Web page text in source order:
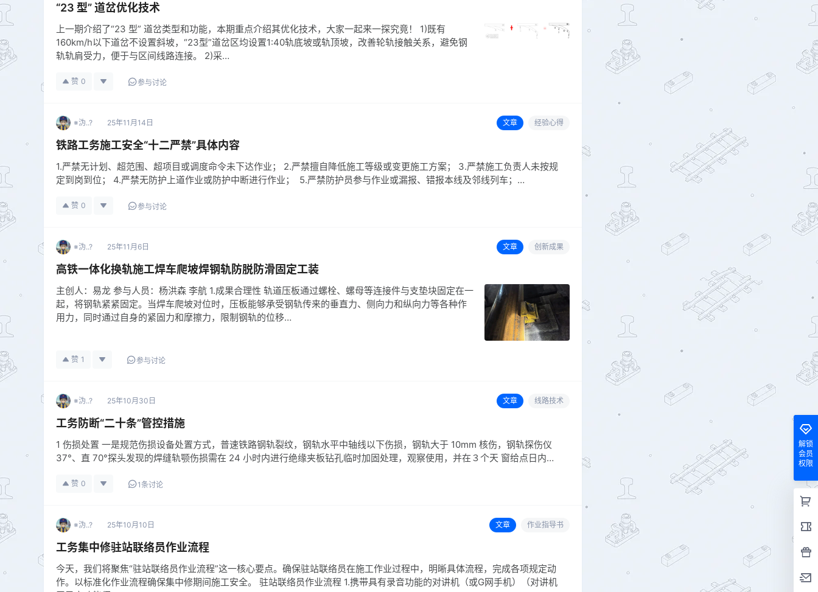
“23 型” 道岔优化技术
上一期介绍了“23 型” 道岔类型和功能，本期重点介绍其优化技术，大家一起来一探究竟！ 1)既有
160km/h以下道岔不设置斜坡，“23型”道岔区均设置1:40轨底坡或轨顶坡，改善轮轨接触关系，避免钢
轨轨肩受力，便于与区间线路连接。 2)采…
赞 0 参与讨论
※沩..? 25年11月14日 文章 经验心得
铁路工务施工安全“十二严禁”具体内容
1.严禁无计划、超范围、超项目或调度命令未下达作业； 2.严禁擅自降低施工等级或变更施工方案； 3.严禁施工负责人未按规
定到岗到位； 4.严禁无防护上道作业或防护中断进行作业； 5.严禁防护员参与作业或漏报、错报本线及邻线列车；…
赞 0 参与讨论
※沩..? 25年11月6日 文章 创新成果
高铁一体化换轨施工焊车爬坡焊钢轨防脱防滑固定工装
主创人：易龙 参与人员：杨洪森 李航 1.成果合理性 轨道压板通过螺栓、螺母等连接件与支垫块固定在一
起，将钢轨紧紧固定。当焊车爬坡对位时，压板能够承受钢轨传来的垂直力、侧向力和纵向力等各种作
用力，同时通过自身的紧固力和摩擦力，限制钢轨的位移…
赞 1 参与讨论
※沩..? 25年10月30日 文章 线路技术
工务防断“二十条”管控措施
1 伤损处置 一是规范伤损设备处置方式，普速铁路钢轨裂纹，钢轨水平中轴线以下伤损，钢轨大于 10mm 核伤，钢轨探伤仪
37°、直 70°探头发现的焊缝轨颚伤损需在 24 小时内进行绝缘夹板钻孔临时加固处理，观察使用，并在３个天 窗给点日内…
赞 0 1条讨论
※沩..? 25年10月10日 文章 作业指导书
工务集中修驻站联络员作业流程
今天，我们将聚焦“驻站联络员作业流程”这一核心要点。确保驻站联络员在施工作业过程中，明晰具体流程，完成各项规定动
作。以标准化作业流程确保集中修期间施工安全。 驻站联络员作业流程 1.携带具有录音功能的对讲机（或G网手机）（对讲机
解锁
会员
权限